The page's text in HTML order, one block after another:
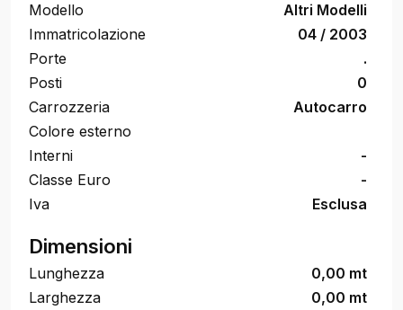
Modello
Altri Modelli
Immatricolazione
04 / 2003
Porte
.
Posti
0
Carrozzeria
Autocarro
Colore esterno
Interni
-
Classe Euro
-
Iva
Esclusa
Dimensioni
Lunghezza
0,00 mt
Larghezza
0,00 mt